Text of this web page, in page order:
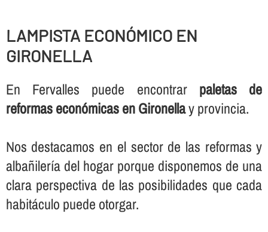
LAMPISTA ECONÓMICO EN
GIRONELLA
En Fervalles puede encontrar paletas de
reformas económicas en Gironellay provincia.
Nos destacamos en el sector de las reformas y
albañilerí­a del hogar porque disponemos de una
clara perspectiva de las posibilidades que cada
habitáculo puede otorgar.